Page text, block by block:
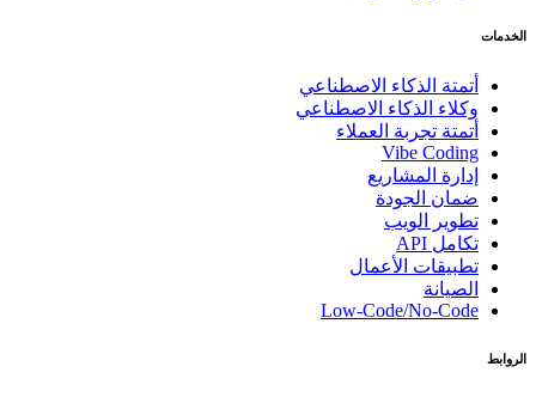
الخدمات
أتمتة الذكاء الاصطناعي
وكلاء الذكاء الاصطناعي
أتمتة تجربة العملاء
Vibe Coding
إدارة المشاريع
ضمان الجودة
تطوير الويب
تكامل API
تطبيقات الأعمال
الصيانة
Low-Code/No-Code
الروابط